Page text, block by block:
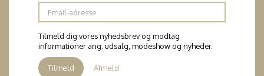
Email-
adresse
Tilmeld dig vores nyhedsbrev og modtag
informationer ang. udsalg, modeshow og nyheder.
Tilmeld Afmeld